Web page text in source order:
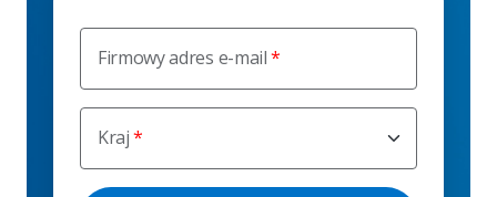
Firmowy adres e-mail
Kraj